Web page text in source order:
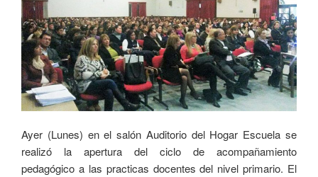
Ayer (Lunes) en el salón Auditorio del Hogar Escuela se
realizó la apertura del ciclo de acompañamiento
pedagógico a las practicas docentes del nivel primario. El